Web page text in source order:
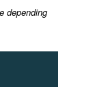
depending